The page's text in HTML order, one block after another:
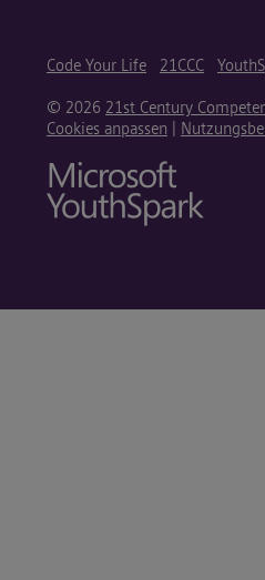
Code Your Life 21CCC
© 2026 21st Century
Cookies anpassen